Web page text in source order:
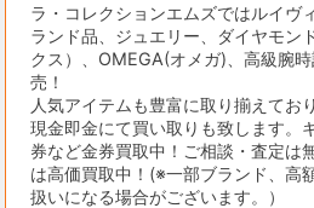
ラ・コレクションエムズではルイヴ
ランド品、ジュエリー、ダイヤモン
クス）、OMEGA(オメガ)、高級腕
売！
人気アイテムも豊富に取り揃えてお
現金即金にて買い取りも致します。
券など金券買取中！ご相談・査定は
は高価買取中！(※一部ブランド、高
扱いになる場合がございます。）